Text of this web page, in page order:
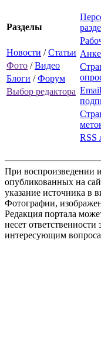
Разделы
Новости /Статьи
Фото /Видео
Блоги /Форум
Выбор редактора
RSS
При воспроизведении
опубликованных на
указание источника в
Фотографии,
Редакция портала
несет
интересующим